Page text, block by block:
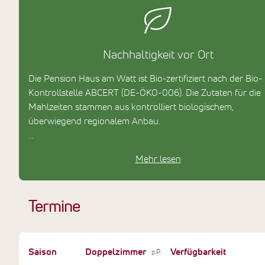
Nachhaltigkeit vor Ort
Die Pension Haus am Watt ist Bio-zertifiziert nach der Bio-
Kontrollstelle ABCERT (DE-ÖKO-006). Die Zutaten für die
Mahlzeiten stammen aus kontrolliert biologischem,
überwiegend regionalem Anbau.
abbaubare Reinigungsmittel, um die Umwelt zu schonen.
Mehr lesen
Termine
Saison Doppelzimmer p.P. Verfügbarkeit